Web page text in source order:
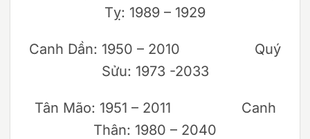
Tỵ: 1989 – 1929
Canh Dần: 1950 – 2010 Quý
Sửu: 1973 -2033
Tân Mão: 1951 – 2011 Canh
Thân: 1980 – 2040